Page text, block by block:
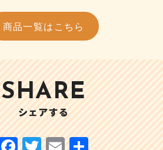
商品一覧はこちら
SHARE
シェアする